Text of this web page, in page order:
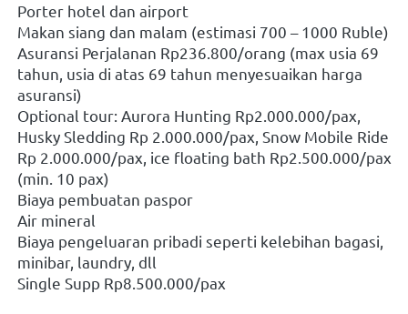
Porter hotel dan airport
Makan siang dan malam (estimasi 700 – 1000 Ruble)
Asuransi Perjalanan Rp236.800/orang (max usia 69
tahun, usia di atas 69 tahun menyesuaikan harga
asuransi)
Optional tour: Aurora Hunting Rp2.000.000/pax,
Husky Sledding Rp 2.000.000/pax, Snow Mobile Ride
Rp 2.000.000/pax, ice floating bath Rp2.500.000/pax
(min. 10 pax)
Biaya pembuatan paspor
Air mineral
Biaya pengeluaran pribadi seperti kelebihan bagasi,
minibar, laundry, dll
Single Supp Rp8.500.000/pax